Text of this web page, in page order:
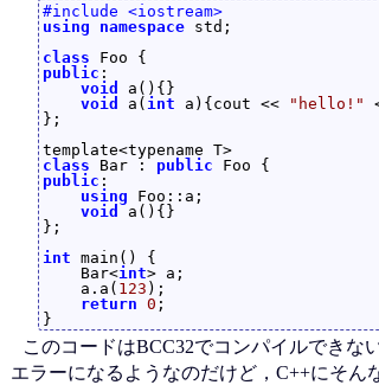
#include <iostream>
using
namespace std;
class
public :
void
a(){}
void
a( int a){cout << "hello!"
};
template<typename T>
class Bar : public
public :
using Foo::a;
void a(){}
};
int main() {
    Bar<
int> a;
    a.a(
123 );
return 0 ;
このコードはBCC32でコンパイルできな
エラーになるようなのだけど，C++にそ